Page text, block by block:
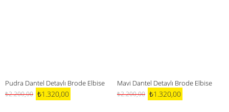
Pudra Dantel Detaylı Brode Elbise
₺1.320,00
₺2.200,00
Mavi Dantel Detaylı Brode Elbise
₺1.320,00
₺2.200,00